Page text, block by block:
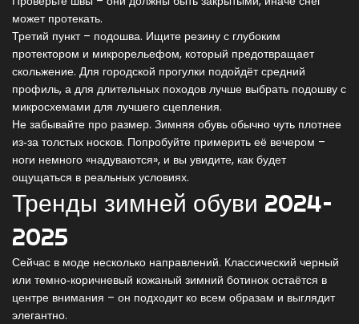
может протекать.
Третий пункт – подошва. Ищите резину с глубоким
протектором и микрорельефом, который предотвращает
скольжение. Для городской прогулки подойдёт средний
профиль, а для длительных походов лучше выбрать подошву с
микросхемами для лучшего сцепления.
Не забывайте про размер. Зимняя обувь обычно чуть плотнее
из‑за толстых носков. Попробуйте примерить её вечером –
ноги немного «надуваются», и вы увидите, как будет
ощущаться в реальных условиях.
Тренды зимней обуви 2024–
2025
Сейчас в моде несколько направлений. Классический черный
или темно‑коричневый кожаный зимний ботинок остаётся в
центре внимания – он подходит ко всем образам и выглядит
элегантно.